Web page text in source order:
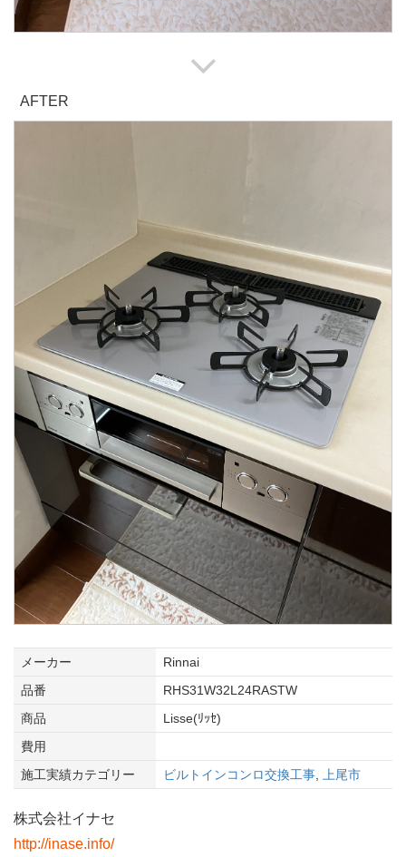
AFTER
メーカー
Rinnai
品番
RHS31W32L24RASTW
商品
Lisse(ﾘｯｾ)
費用
施工実績カテゴリー
ビルトインコンロ交換工事, 上尾市
株式会社イナセ
http://inase.info/